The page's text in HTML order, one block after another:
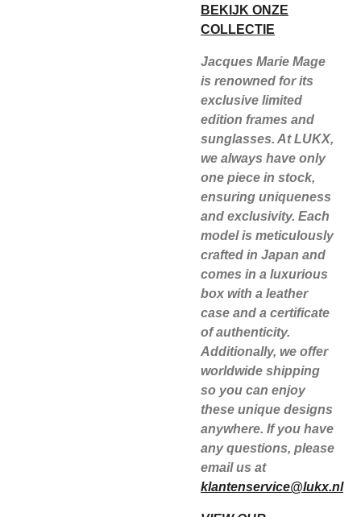
BEKIJK ONZE
COLLECTIE
Jacques Marie Mage
is renowned for its
exclusive limited
edition frames and
sunglasses. At LUKX,
we always have only
one piece in stock,
ensuring uniqueness
and exclusivity. Each
model is meticulously
crafted in Japan and
comes in a luxurious
box with a leather
case and a certificate
of authenticity.
Additionally, we offer
worldwide shipping
so you can enjoy
these unique designs
anywhere. If you have
any questions, please
email us at
klantenservice@lukx.nl